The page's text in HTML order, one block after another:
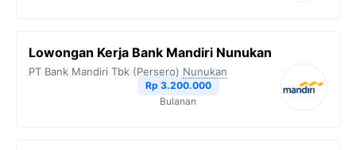
Lowongan Kerja Bank Mandiri Nunukan
PT Bank Mandiri Tbk (Persero) Nunukan
Rp 3.200.000
Bulanan